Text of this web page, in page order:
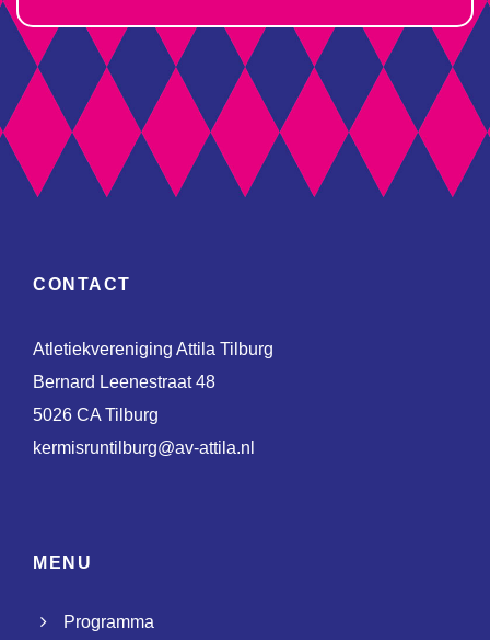
CONTACT
Atletiekvereniging Attila Tilburg
Bernard Leenestraat 48
5026 CA Tilburg
kermisruntilburg@av-attila.nl
MENU
Programma